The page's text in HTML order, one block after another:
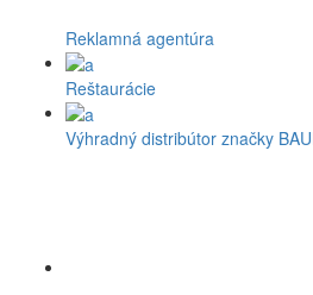
Reklamná agentúra
Reštaurácie
Výhradný distribútor značky